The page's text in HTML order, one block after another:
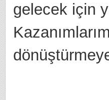
gelecek için